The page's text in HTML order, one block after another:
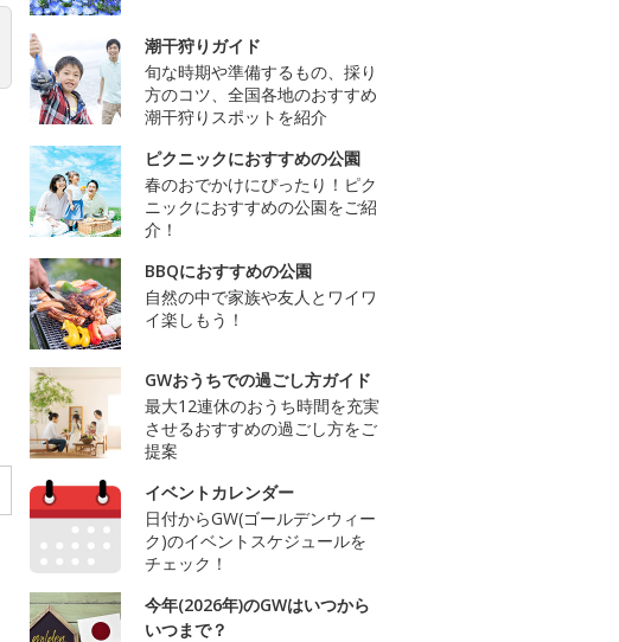
潮干狩りガイド
旬な時期や準備するもの、採り
方のコツ、全国各地のおすすめ
潮干狩りスポットを紹介
ピクニックにおすすめの公園
春のおでかけにぴったり！ピク
ニックにおすすめの公園をご紹
介！
BBQにおすすめの公園
自然の中で家族や友人とワイワ
イ楽しもう！
GWおうちでの過ごし方ガイド
最大12連休のおうち時間を充実
させるおすすめの過ごし方をご
提案
イベントカレンダー
日付からGW(ゴールデンウィー
ク)のイベントスケジュールを
チェック！
今年(2026年)のGWはいつから
いつまで？